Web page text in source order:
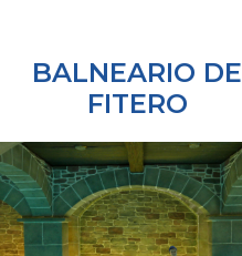
BALNEARIO DE
FITERO